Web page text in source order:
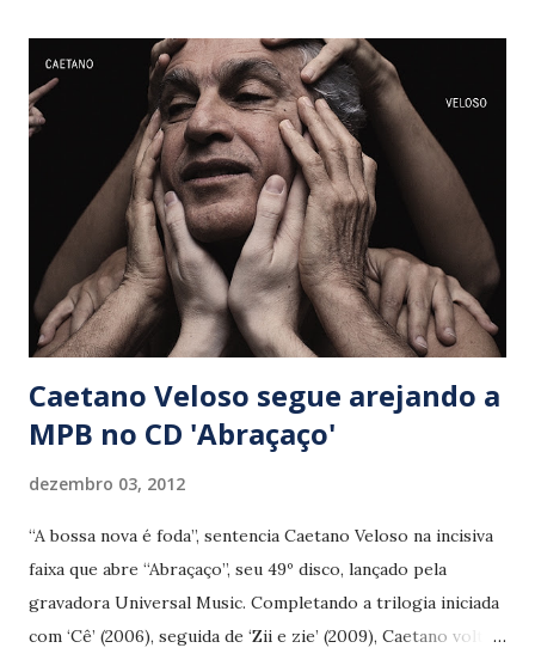
(Carlinhos Vergueiro/ Afonso Machado/ Dora Vergueiro).
‘Chorar sem fim’ (Carlinhos Vergueiro/ J. Petrolino) é
interessante seresta com ares de fado, enquanto ‘Minha
cabeça’ (Carlinhos Vergueiro), ‘Mina’ (Carlinhos Vergueiro/
J. Petrolino) e ‘Sempre’ (Carlinhos Vergueiro) trazem ecos
da obra de Chico Buarque. A influência do parceiro de
música e futebol também é perceptível em ‘Vida sonhada’
(Carlinhos Vergueiro/ J. Petrolino), bo...
Caetano Veloso segue arejando a
MPB no CD 'Abraçaço'
dezembro 03, 2012
“A bossa nova é foda”, sentencia Caetano Veloso na incisiva
faixa que abre “Abraçaço”, seu 49º disco, lançado pela
gravadora Universal Music. Completando a trilogia iniciada
com ‘Cê’ (2006), seguida de ‘Zii e zie’ (2009), Caetano volta à